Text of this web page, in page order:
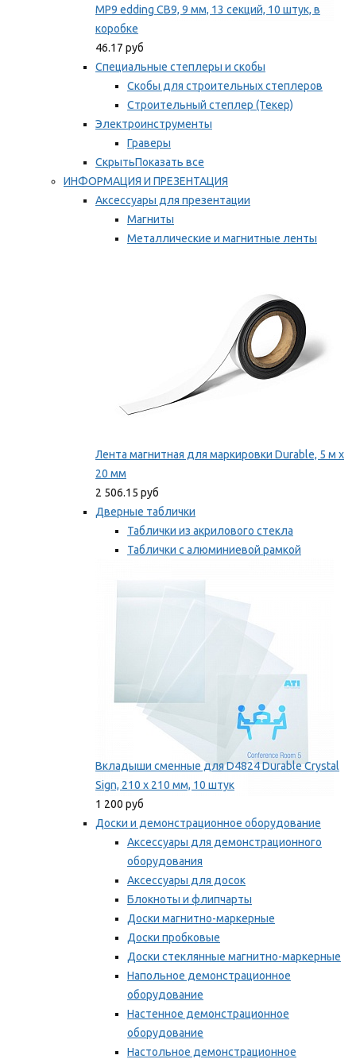
MP9 edding CB9, 9 мм, 13 секций, 10 штук, в
коробке
46.17 руб
Специальные степлеры и скобы
Скобы для строительных степлеров
Строительный степлер (Текер)
Электроинструменты
Граверы
СкрытьПоказать все
ИНФОРМАЦИЯ И ПРЕЗЕНТАЦИЯ
Аксессуары для презентации
Магниты
Металлические и магнитные ленты
Лента магнитная для маркировки Durable, 5 м х
20 мм
2 506.15 руб
Дверные таблички
Таблички из акрилового стекла
Таблички с алюминиевой рамкой
Вкладыши сменные для D4824 Durable Crystal
Sign, 210 x 210 мм, 10 штук
1 200 руб
Доски и демонстрационное оборудование
Аксессуары для демонстрационного
оборудования
Аксессуары для досок
Блокноты и флипчарты
Доски магнитно-маркерные
Доски пробковые
Доски стеклянные магнитно-маркерные
Напольное демонстрационное
оборудование
Настенное демонстрационное
оборудование
Настольное демонстрационное